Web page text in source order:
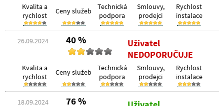
Kvalita a
rychlost
Ceny služeb
Technická
podpora
Smlouvy,
prodejci
Rychlost
instalace
26.09.2024 40 %
Uživatel
NEDOPORUČUJE
Kvalita a
rychlost
Ceny služeb
Technická
podpora
Smlouvy,
prodejci
Rychlost
instalace
18.09.2024 76 %